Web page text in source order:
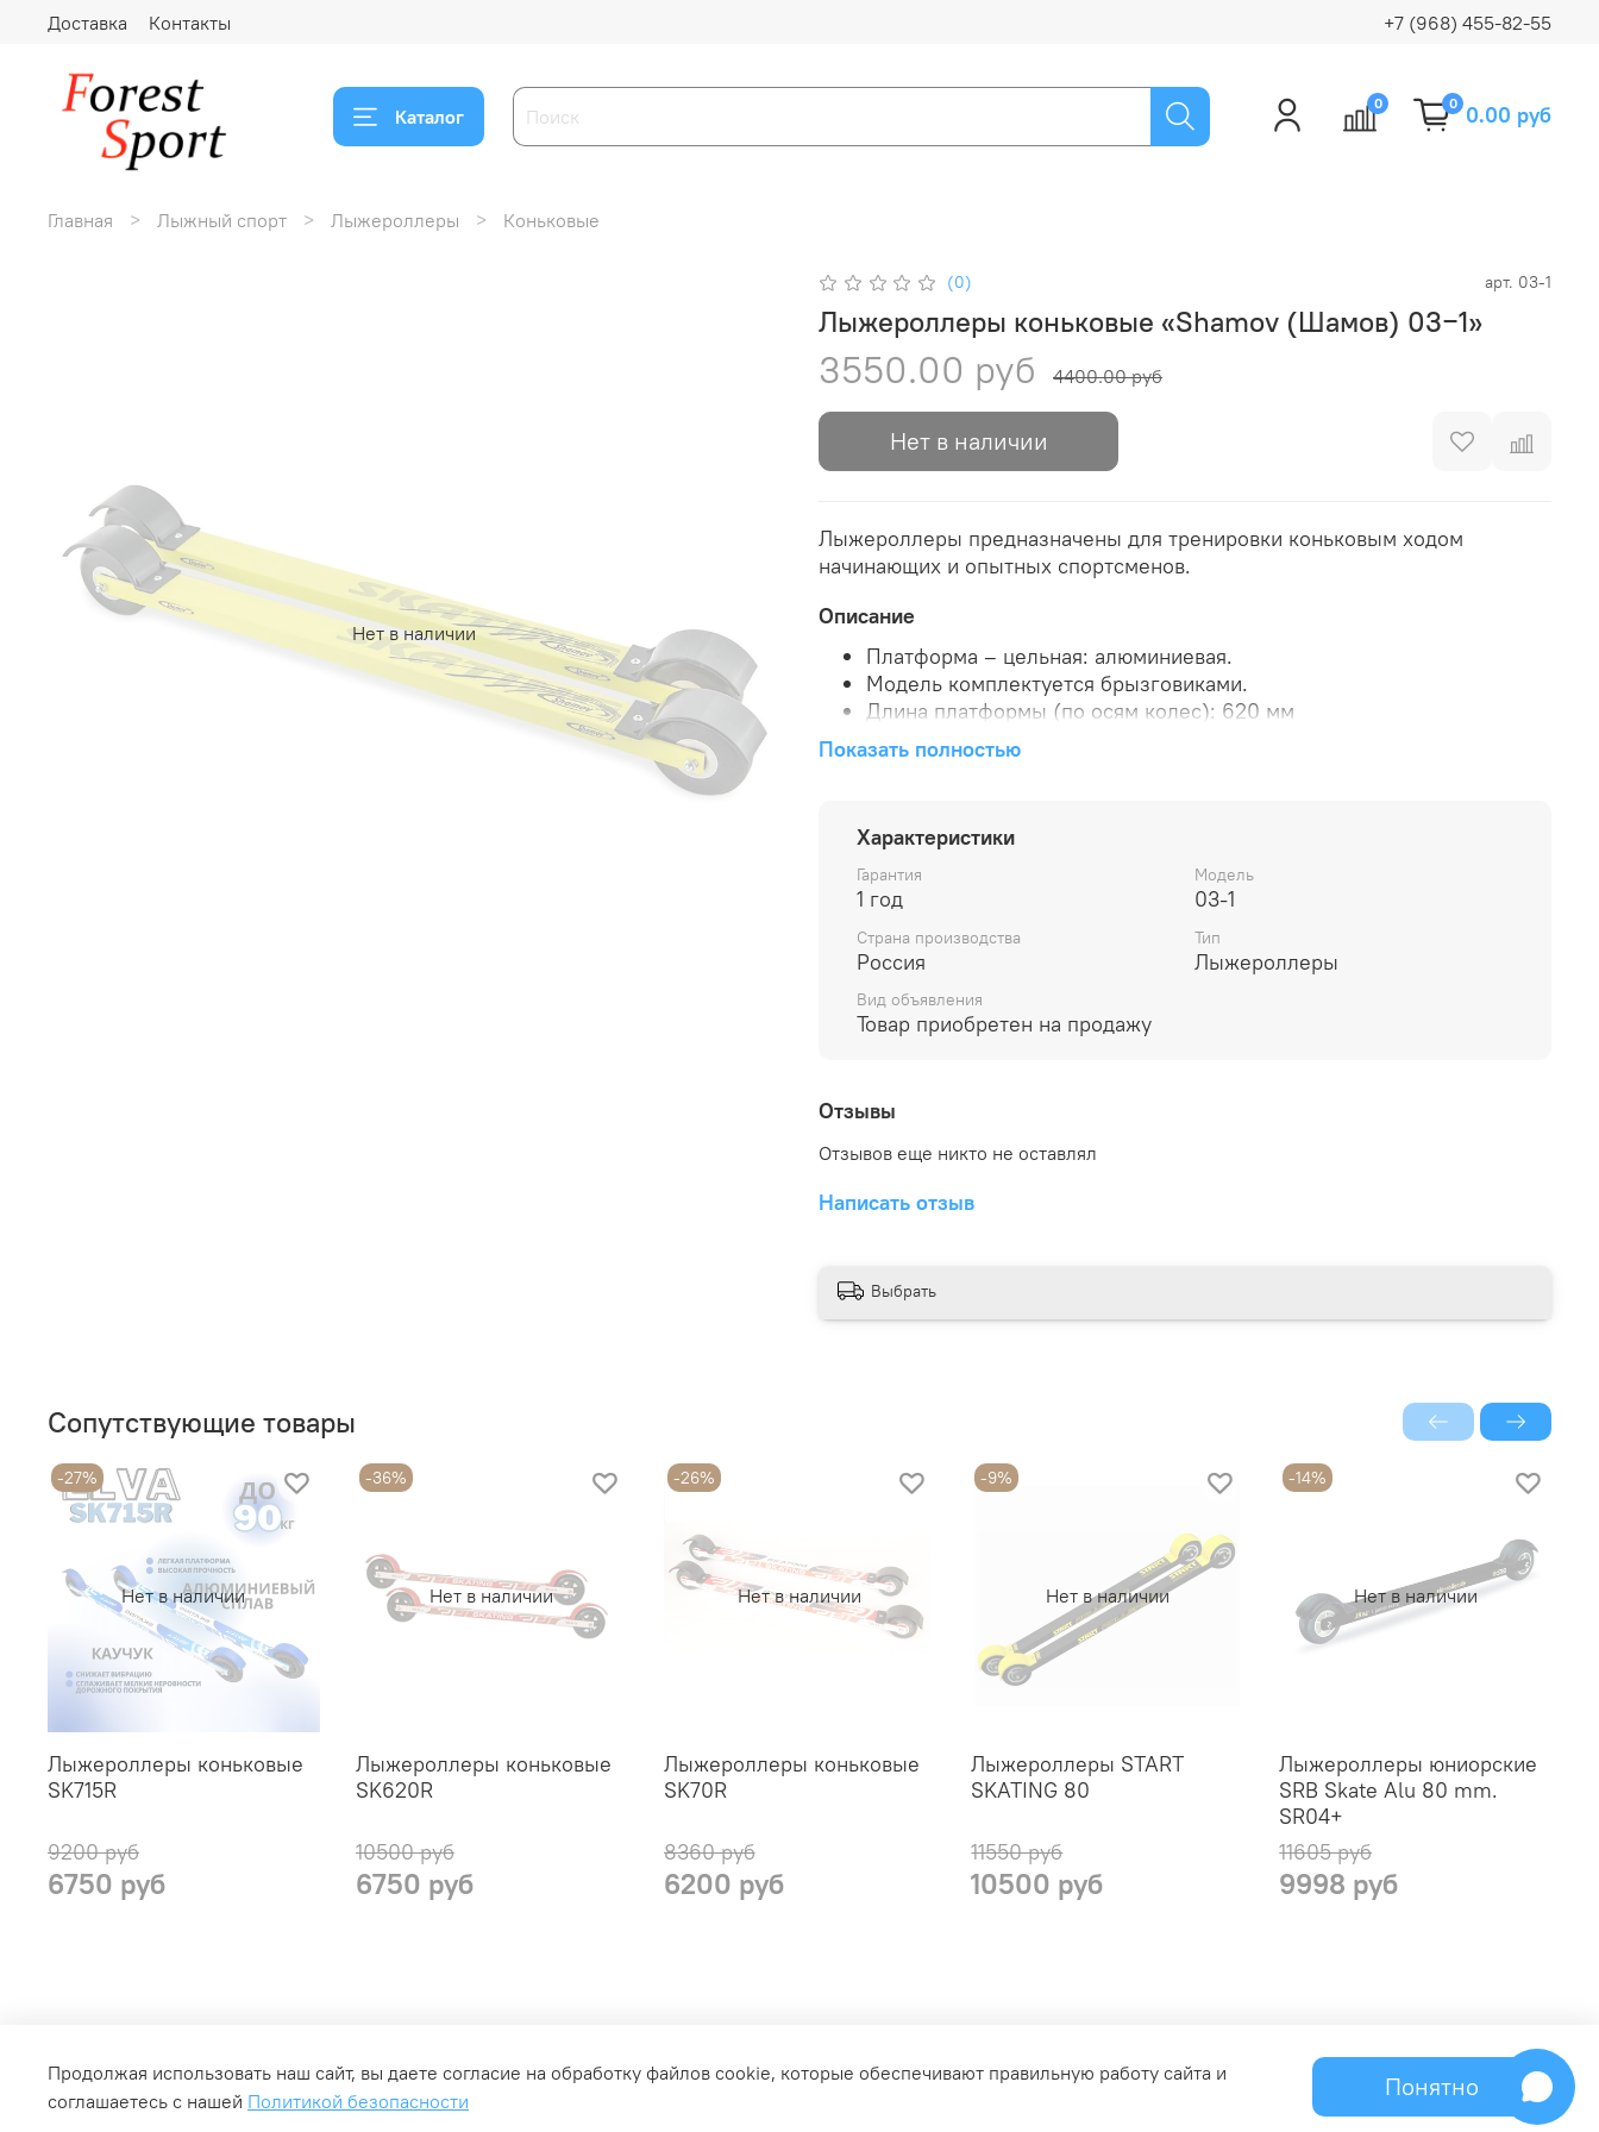
Доставка Контакты +7 (968) 455-82-55
Каталог
0 0 0.00 руб
Главная Лыжный спорт Лыжероллеры Коньковые
Нет в наличии
(0) арт. 03-1
Лыжероллеры коньковые «Shamov (Шамов) 03−1»
3550.00 руб 4400.00 руб
Нет в наличии
Лыжероллеры предназначены для тренировки коньковым ходом
начинающих и опытных спортсменов.
Описание
Платформа – цельная: алюминиевая.
Модель комплектуется брызговиками.
Длина платформы (по осям колес): 620 мм
Ширина колеса: 30 мм
Твердость материала шин: 76…80 ед. по Шору А
Показать полностью
Характеристики
Гарантия
1 год
Модель
03-1
Страна производства
Россия
Тип
Лыжероллеры
Вид объявления
Товар приобретен на продажу
Отзывы
Отзывов еще никто не оставлял
Написать отзыв
Выбрать
Сопутствующие товары
Нет в наличии
-27%
Лыжероллеры коньковые
SK715R
9200 руб
6750 руб
Нет в наличии
-36%
Лыжероллеры коньковые
SK620R
10500 руб
6750 руб
Нет в наличии
-26%
Лыжероллеры коньковые
SK70R
8360 руб
6200 руб
Нет в наличии
-9%
Лыжероллеры START
SKATING 80
11550 руб
10500 руб
Нет в наличии
-14%
Лыжероллеры юниорские
SRB Skate Alu 80 mm.
SR04+
11605 руб
9998 руб
Оферта и политика конфедициальности
Продолжая использовать наш сайт, вы даете согласие на обработку файлов cookie, которые обеспечивают правильную работу сайта и
соглашаетесь с нашей Политикой безопасности Понятно